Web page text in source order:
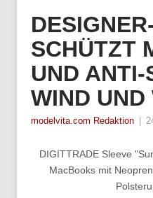
SCHÜTZT
UND
WIND UND
modelvita.com Redaktion
DIGITTRADE Sleeve
MacBooks mit